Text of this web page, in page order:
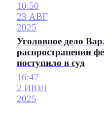
10:50
23 АВГ
2025
Уголовное дело
распространении
поступило в суд
16:47
2 ИЮЛ
2025